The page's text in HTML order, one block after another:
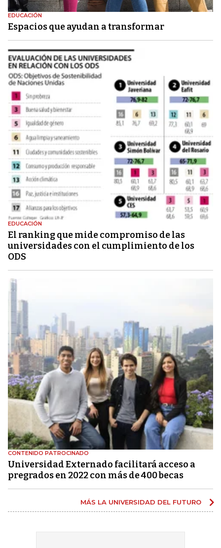
EDUCACIÓN
Espacios que ayudan a transformar
EDUCACIÓN
El ranking que mide compromiso de las
universidades con el cumplimiento de los
ODS
CONTENIDO PATROCINADO
Universidad Externado facilitará acceso a
pregrados en 2022 con más de 400 becas
MÁS LA UNIVERSIDAD DEL FUTURO